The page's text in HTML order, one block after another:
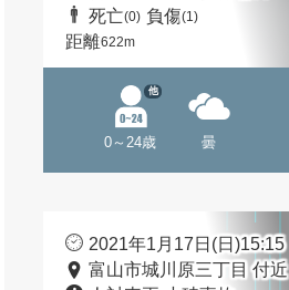
死亡(0) 負傷(1)
距離622m
0～24歳
他
曇
2021年1月17日(日)15:15
富山市城川原三丁目 付近